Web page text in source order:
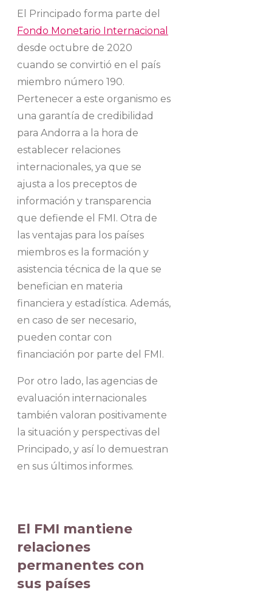
El Principado forma parte del
Fondo Monetario Internacional
desde octubre de 2020
cuando se convirtió en el país
miembro número 190.
Pertenecer a este organismo es
una garantía de credibilidad
para Andorra a la hora de
establecer relaciones
internacionales, ya que se
ajusta a los preceptos de
información y transparencia
que defiende el FMI. Otra de
las ventajas para los países
miembros es la formación y
asistencia técnica de la que se
benefician en materia
financiera y estadística. Además,
en caso de ser necesario,
pueden contar con
financiación por parte del FMI.
Por otro lado, las agencias de
evaluación internacionales
también valoran positivamente
la situación y perspectivas del
Principado, y así lo demuestran
en sus últimos informes.
El FMI mantiene
relaciones
permanentes con
sus países